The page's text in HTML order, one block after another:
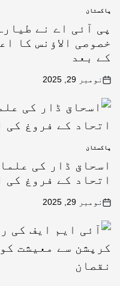
پاکستان
پی آئی اے نے
خصوصی الاؤنس کا
کے بعد
نومبر 29, 2025
پاکستان
اسحاق ڈار کی
اتحاد کے فروغ کی
نومبر 29, 2025